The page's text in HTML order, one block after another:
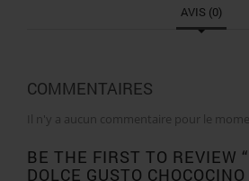
AVIS (0)
COMMENTAIRES
Il n'y a aucun commentaire pour le
BE THE FIRST TO REVIEW
DOLCE GUSTO